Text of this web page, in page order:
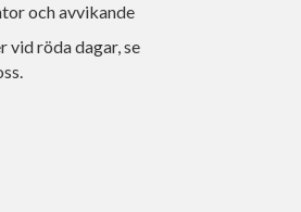
och avvikande
vid röda dagar, se